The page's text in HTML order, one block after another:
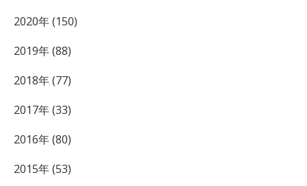
2020年 (150)
2019年 (88)
2018年 (77)
2017年 (33)
2016年 (80)
2015年 (53)